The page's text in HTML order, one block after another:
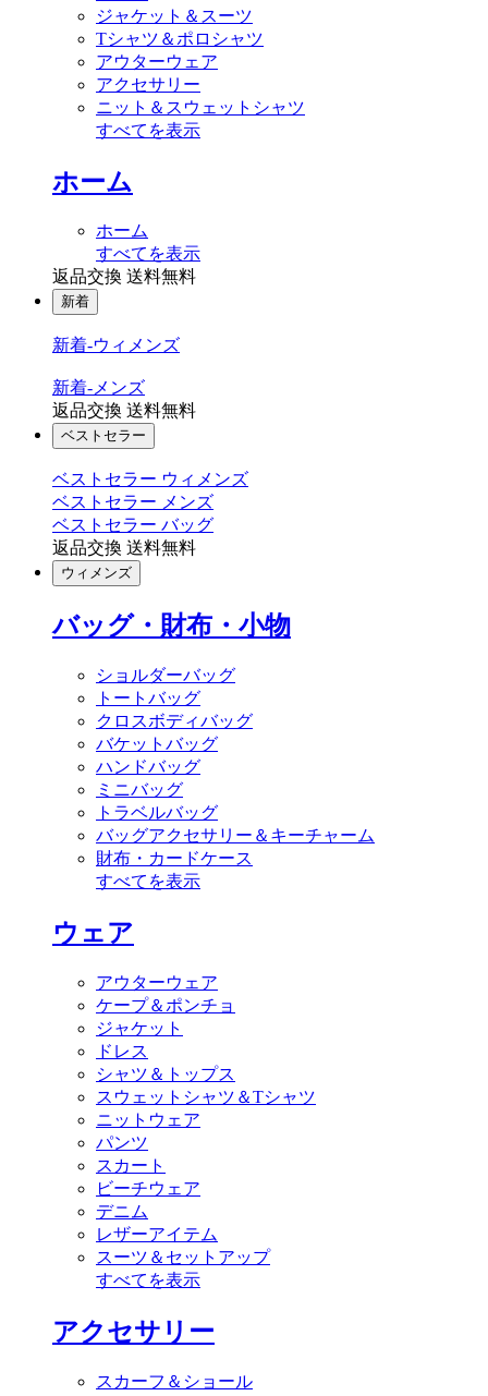
ジャケット＆スーツ
Tシャツ＆ポロシャツ
アウターウェア
アクセサリー
ニット＆スウェットシャツ
すべてを表示
ホーム
ホーム
すべてを表示
返品交換 送料無料
新着
新着-ウィメンズ
新着-メンズ
返品交換 送料無料
ベストセラー
ベストセラー ウィメンズ
ベストセラー メンズ
ベストセラー バッグ
返品交換 送料無料
ウィメンズ
バッグ・財布・小物
ショルダーバッグ
トートバッグ
クロスボディバッグ
バケットバッグ
ハンドバッグ
ミニバッグ
トラベルバッグ
バッグアクセサリー＆キーチャーム
財布・カードケース
すべてを表示
ウェア
アウターウェア
ケープ＆ポンチョ
ジャケット
ドレス
シャツ＆トップス
スウェットシャツ＆Tシャツ
ニットウェア
パンツ
スカート
ビーチウェア
デニム
レザーアイテム
スーツ＆セットアップ
すべてを表示
アクセサリー
スカーフ＆ショール